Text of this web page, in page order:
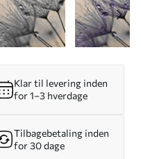
Klar til levering inden
for 1–3 hverdage
Tilbagebetaling inden
for 30 dage